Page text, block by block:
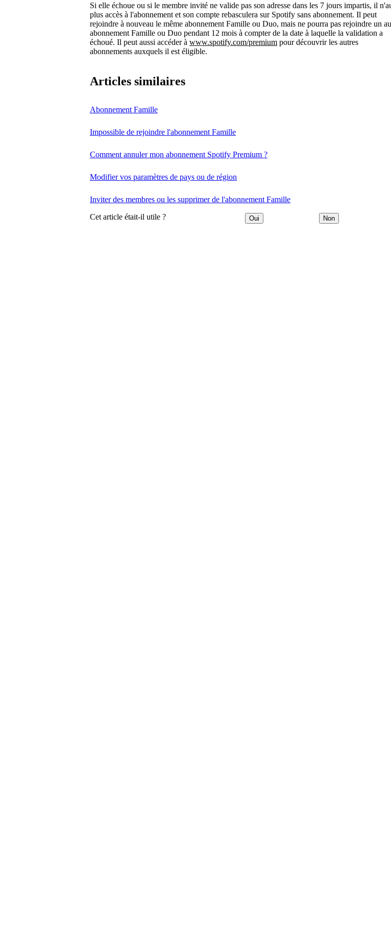
Si elle échoue ou si le membre invité ne valide pas son adresse dans les 7 jours impartis, il
plus accès à l'abonnement et son compte rebasculera sur Spotify sans abonnement. Il peut
rejoindre à nouveau le même abonnement Famille ou Duo, mais ne pourra pas rejoindre un
abonnement Famille ou Duo pendant 12 mois à compter de la date à laquelle la validation a
échoué. Il peut aussi accéder à www.spotify.com/premium pour découvrir les autres
abonnements auxquels il est éligible.
Articles similaires
Abonnement Famille
Impossible de rejoindre l'abonnement Famille
Comment annuler mon abonnement Spotify Premium ?
Modifier vos paramètres de pays ou de région
Inviter des membres ou les supprimer de l'abonnement Famille
Cet article était-il utile ? Oui Non